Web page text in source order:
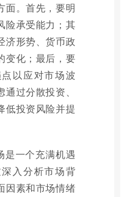
面。首先，要明
险承受能力；其
济形势、货币政
变化；最后，要
以应对市场波
过分散投资、
低投资风险并提
是一个充满机遇
入分析市场背
因素和市场情绪